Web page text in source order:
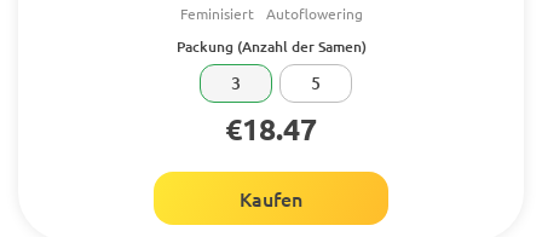
Feminisiert Autoflowering
Packung (Anzahl der Samen)
3 5
€18.47
Kaufen